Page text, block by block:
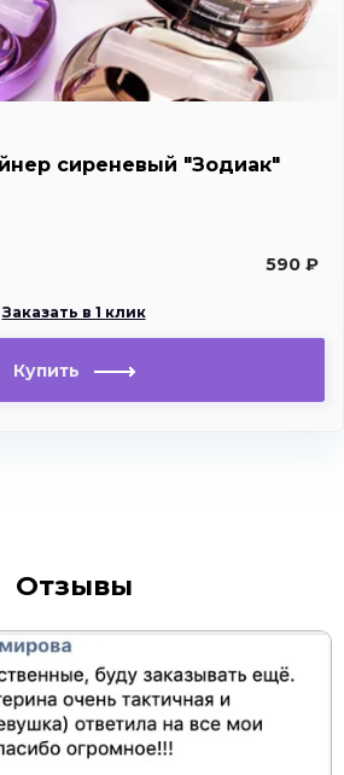
сиреневый "Зодиак"
590 ₽
Заказать в 1 клик
Отзывы